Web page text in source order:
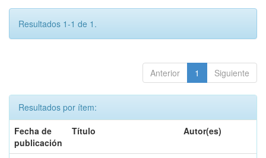
Resultados 1-1 de 1.
Anterior 1 Siguiente
Resultados por ítem:
Fecha de
publicación
Título Autor(es)